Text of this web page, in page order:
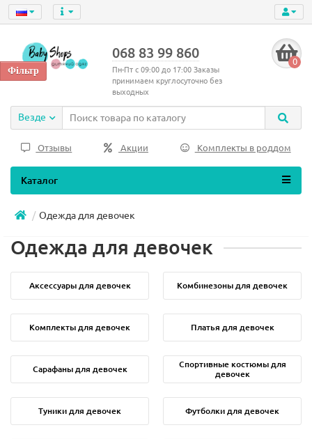
068 83 99 860
Пн-Пт с 09:00 до 17:00 Заказы
принимаем круглосуточно без
выходных
0
Везде
Отзывы Акции Комплекты в роддом
Каталог
Одежда для девочек
Одежда для девочек
Аксессуары для девочек Комбинезоны для девочек
Комплекты для девочек Платья для девочек
Сарафаны для девочек
Спортивные костюмы для
девочек
Туники для девочек Футболки для девочек